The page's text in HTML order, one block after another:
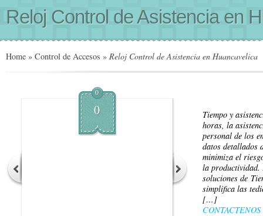
Reloj Control de Asistencia en
Home » Control de Accesos » Reloj Control de Asistencia en Huancavelica
0
0
Tiempo y
horas, la
personal de los
datos detallados
minimiza el
la productividad.
soluciones de
simplifica las
[…]
CONTACTENOS